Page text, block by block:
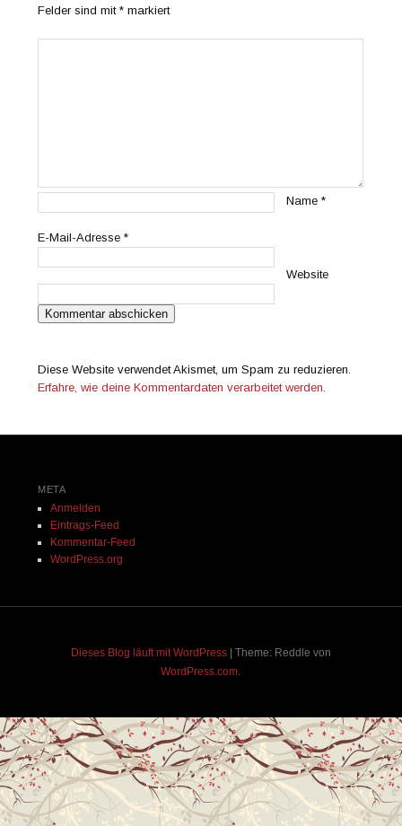
Felder sind mit* markiert
Name*
E-Mail-Adresse*
Website
Diese Website verwendet Akismet, um Spam zu reduzieren.
Erfahre, wie deine Kommentardaten verarbeitet werden.
META
Anmelden
Eintrags-Feed
Kommentar-Feed
WordPress.org
Dieses Blog läuft mit WordPress | Theme: Reddle von
WordPress.com